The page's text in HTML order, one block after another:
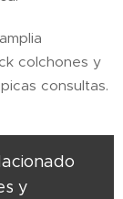
colchones y
consultas.
y